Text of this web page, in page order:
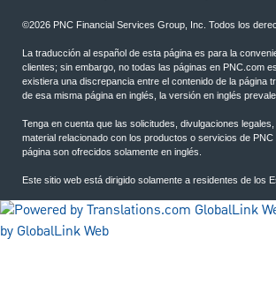
©2026 PNC Financial Services Group, Inc. Todos los
La traducción al español de esta página es para la
clientes; sin embargo, no todas las páginas en PNC.com
existiera una discrepancia entre el contenido de la página
de esa misma página en inglés, la versión en inglés
Tenga en cuenta que las solicitudes, divulgaciones
material relacionado con los productos o servicios de
página son ofrecidos solamente en inglés.
Este sitio web está dirigido solamente a residentes de los
by GlobalLink Web